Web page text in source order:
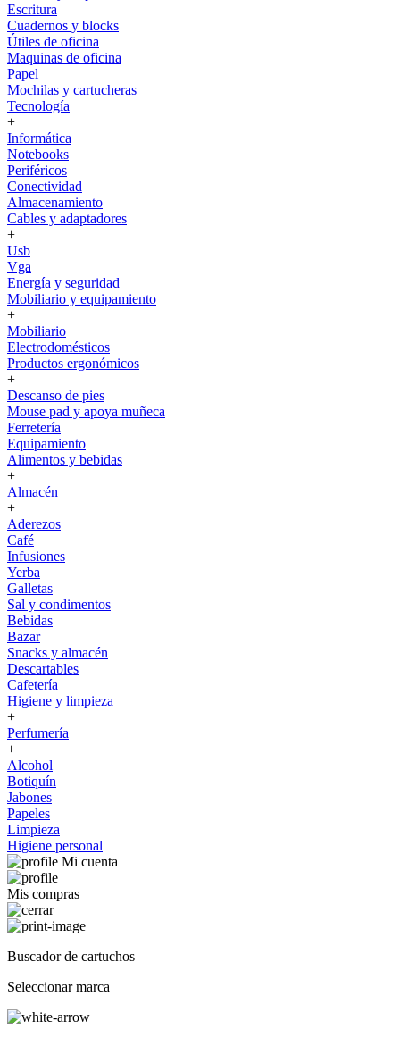
Escritura
Cuadernos y blocks
Útiles de oficina
Maquinas de oficina
Papel
Mochilas y cartucheras
Tecnología
+
Informática
Notebooks
Periféricos
Conectividad
Almacenamiento
Cables y adaptadores
+
Usb
Vga
Energía y seguridad
Mobiliario y equipamiento
+
Mobiliario
Electrodomésticos
Productos ergonómicos
+
Descanso de pies
Mouse pad y apoya muñeca
Ferretería
Equipamiento
Alimentos y bebidas
+
Almacén
+
Aderezos
Café
Infusiones
Yerba
Galletas
Sal y condimentos
Bebidas
Bazar
Snacks y almacén
Descartables
Cafetería
Higiene y limpieza
+
Perfumería
+
Alcohol
Botiquín
Jabones
Papeles
Limpieza
Higiene personal
Mi cuenta
Mis compras
Buscador de cartuchos
Seleccionar marca